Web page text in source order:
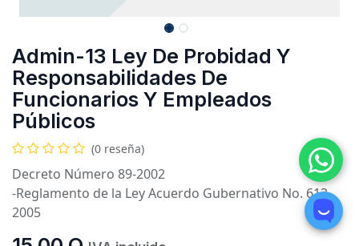
Admin-13 Ley De Probidad Y
Responsabilidades De
Funcionarios Y Empleados
Públicos
(0 reseña)
Decreto Número 89-2002
-Reglamento de la Ley Acuerdo Gubernativo No. 613-
2005